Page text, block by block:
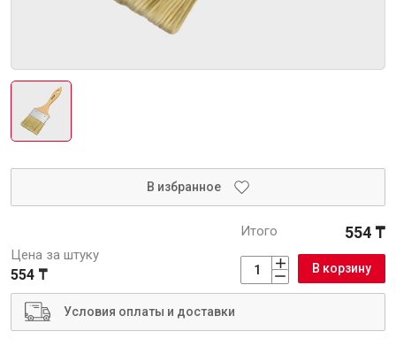
В избранное
Цена за штуку
554 ₸
Итого 554 ₸
В корзину
Условия оплаты и доставки
Инженерные системы
Водоснабжение и водоотведение
Электро-оборудование
Инструменты